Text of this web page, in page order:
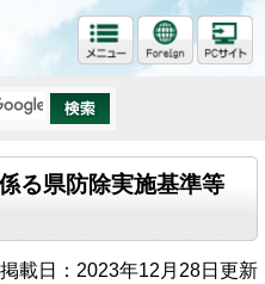
る県防除実施基準等
載日：2023年12月28日更新